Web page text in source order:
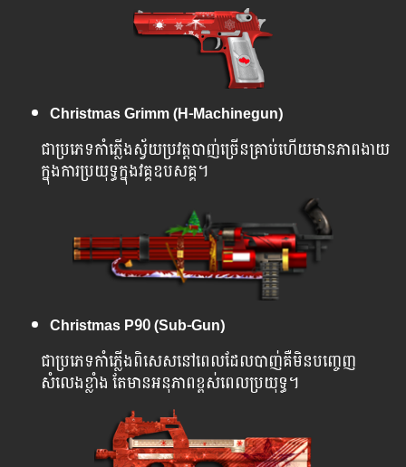
Christmas Grimm (H-Machinegun)
ជា​ប្រភេទកាំភ្លើងស្វ័យប្រវត្តបាញ់ច្រើនគ្រាប់ហើយមានភាពងាយ
ក្នុងការប្រយុទ្ធក្នុងវគ្គឧបសគ្គ។
Christmas P90 (Sub-Gun)
ជា​ប្រភេទ​កាំភ្លើងពិសេសនៅពេលដែលបាញ់គឺមិនបញ្ចេញ
សំលេងខ្លាំង តែមានអនុភាពខ្ពស់ពេលប្រយុទ្ធ។